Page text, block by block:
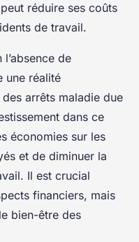
réduire ses coûts
de travail.
l’absence de
une réalité
arrêts maladie due
dans ce
économies sur les
et de diminuer la
Il est crucial
financiers, mais
bien-être des